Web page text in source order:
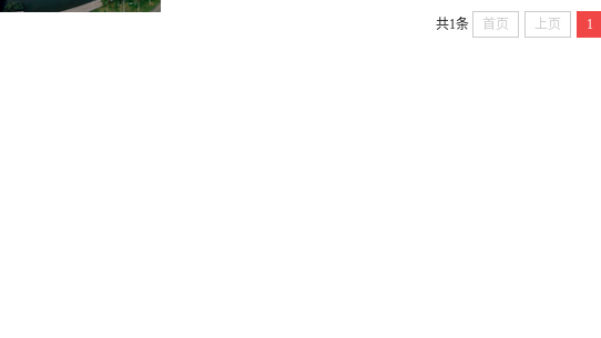
共1条 首页 上页 1